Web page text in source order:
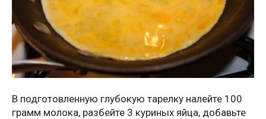
В подготовленную глубокую тарелку налейте 100
грамм молока, разбейте 3 куриных яйца, добавьте